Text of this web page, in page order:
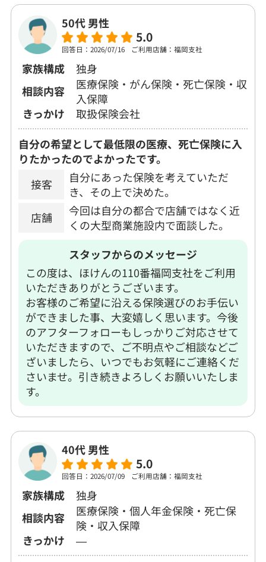
50代 男性
5.0
回答日：2026/07/16 ご利用店舗：福岡支社
家族構成
独身
相談内容
医療保険・がん保険・死亡保険・収
入保障
きっかけ
取扱保険会社
自分の希望として最低限の医療、死亡保険に入
りたかったのでよかったです。
接客
自分にあった保険を考えていただ
き、その上で決めた。
店舗
今回は自分の都合で店舗ではなく近
くの大型商業施設内で面談した。
スタッフからのメッセージ
この度は、ほけんの110番福岡支社をご利用
いただきありがとうございます。
お客様のご希望に沿える保険選びのお手伝い
ができました事、大変嬉しく思います。今後
のアフターフォローもしっかりご対応させて
いただきますので、ご不明点やご相談などご
ざいましたら、いつでもお気軽にご連絡くだ
さいませ。引き続きよろしくお願いいたしま
す。
40代 男性
5.0
回答日：2026/07/09 ご利用店舗：福岡支社
家族構成
独身
相談内容
医療保険・個人年金保険・死亡保
険・収入保障
きっかけ
―